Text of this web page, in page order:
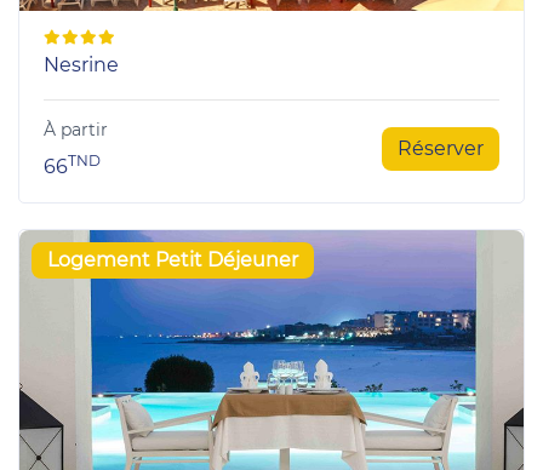
Nesrine
À partir
66TND Réserver
Logement Petit Déjeuner